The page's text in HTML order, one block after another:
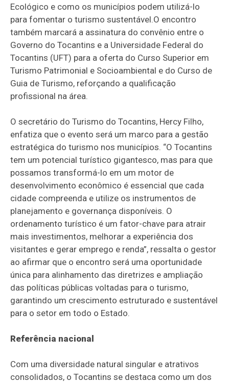
Ecológico e como os municípios podem utilizá-lo
para fomentar o turismo sustentável.O encontro
também marcará a assinatura do convênio entre o
Governo do Tocantins e a Universidade Federal do
Tocantins (UFT) para a oferta do Curso Superior em
Turismo Patrimonial e Socioambiental e do Curso de
Guia de Turismo, reforçando a qualificação
profissional na área.
O secretário do Turismo do Tocantins, Hercy Filho,
enfatiza que o evento será um marco para a gestão
estratégica do turismo nos municípios. “O Tocantins
tem um potencial turístico gigantesco, mas para que
possamos transformá-lo em um motor de
desenvolvimento econômico é essencial que cada
cidade compreenda e utilize os instrumentos de
planejamento e governança disponíveis. O
ordenamento turístico é um fator-chave para atrair
mais investimentos, melhorar a experiência dos
visitantes e gerar emprego e renda”, ressalta o gestor
ao afirmar que o encontro será uma oportunidade
única para alinhamento das diretrizes e ampliação
das políticas públicas voltadas para o turismo,
garantindo um crescimento estruturado e sustentável
para o setor em todo o Estado.
Referência nacional
Com uma diversidade natural singular e atrativos
consolidados, o Tocantins se destaca como um dos